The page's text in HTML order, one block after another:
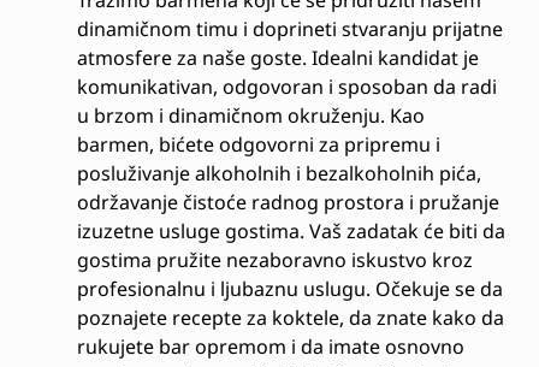
dinamičnom timu i doprineti stvaranju prijatne
atmosfere za naše goste. Idealni kandidat je
komunikativan, odgovoran i sposoban da radi
u brzom i dinamičnom okruženju. Kao
barmen, bićete odgovorni za pripremu i
posluživanje alkoholnih i bezalkoholnih pića,
održavanje čistoće radnog prostora i pružanje
izuzetne usluge gostima. Vaš zadatak će biti da
gostima pružite nezaboravno iskustvo kroz
profesionalnu i ljubaznu uslugu. Očekuje se da
poznajete recepte za koktele, da znate kako da
rukujete bar opremom i da imate osnovno